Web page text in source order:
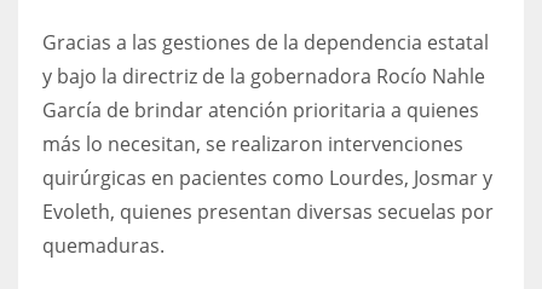
Gracias a las gestiones de la dependencia estatal
y bajo la directriz de la gobernadora Rocío Nahle
García de brindar atención prioritaria a quienes
más lo necesitan, se realizaron intervenciones
quirúrgicas en pacientes como Lourdes, Josmar y
Evoleth, quienes presentan diversas secuelas por
quemaduras.